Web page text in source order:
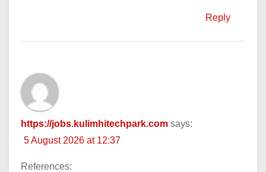
Reply
https://jobs.kulimhitechpark.com says:
5 August 2026 at 12:37
References: